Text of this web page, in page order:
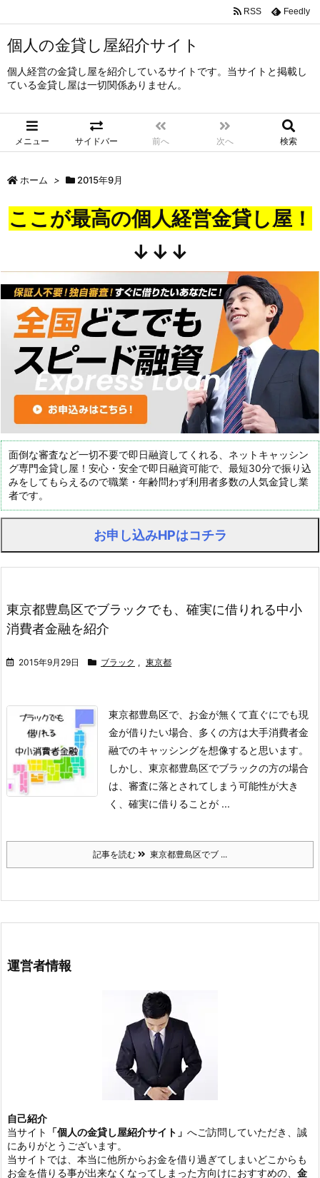
個人の金貸し屋紹介サイト
個人経営の金貸し屋を紹介しているサイトです。当サイトと掲載し
ている金貸し屋は一切関係ありません。
メニュー サイドバー 前へ 次へ 検索
RSS Feedly
ホーム > 2015年9月
ここが最高の個人経営金貸し屋！
↓↓↓
面倒な審査など一切不要で即日融資してくれる、ネットキャッシン
グ専門金貸し屋！安心・安全で即日融資可能で、最短30分で振り込
みをしてもらえるので職業・年齢問わず利用者多数の人気金貸し業
者です。
お申し込みHPはコチラ
東京都豊島区でブラックでも、確実に借りれる中小
消費者金融を紹介
2015年9月29日 ブラック , 東京都
東京都豊島区で、お金が無くて直ぐにでも現
金が借りたい場合、多くの方は大手消費者金
融でのキャッシングを想像すると思います。
しかし、東京都豊島区でブラックの方の場合
は、審査に落とされてしまう可能性が大き
く、確実に借りることが ...
記事を読む 東京都豊島区でブ ...
運営者情報
自己紹介
当サイト
「個人の金貸し屋紹介サイト」 へご訪問していただき、誠
にありがとうございます。
当サイトでは、本当に他所からお金を借り過ぎてしまいどこからも
お金を借りる事が出来なくなってしまった方向けにおすすめの、 金